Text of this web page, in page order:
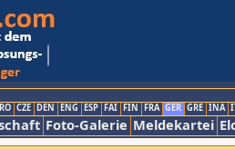
CZE DEN ENG ESP FAI FIN FRA GER GRE INA
Foto-Galerie Meldekartei